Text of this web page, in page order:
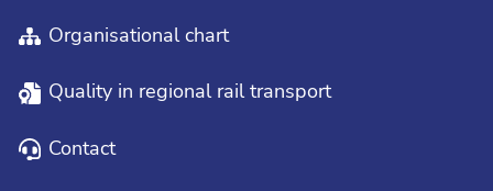
Organisational chart
Quality in regional rail transport
Contact